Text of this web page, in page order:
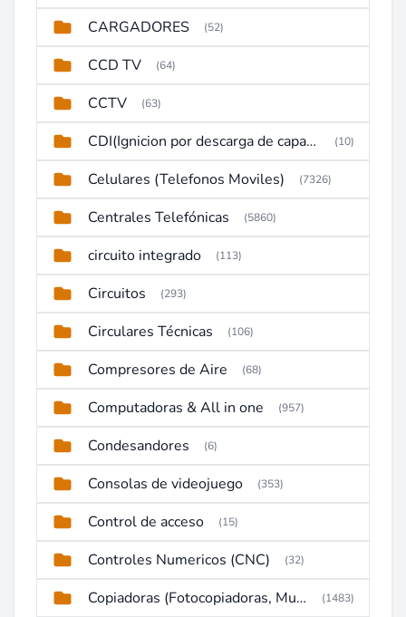
CARGADORES (52)
CCD TV (64)
CCTV (63)
CDI(Ignicion por descarga de capacitor) (10)
Celulares (Telefonos Moviles) (7326)
Centrales Telefónicas (5860)
circuito integrado (113)
Circuitos (293)
Circulares Técnicas (106)
Compresores de Aire (68)
Computadoras & All in one (957)
Condesandores (6)
Consolas de videojuego (353)
Control de acceso (15)
Controles Numericos (CNC) (32)
Copiadoras (Fotocopiadoras, Multifunctions, Ploter, etc) (1483)